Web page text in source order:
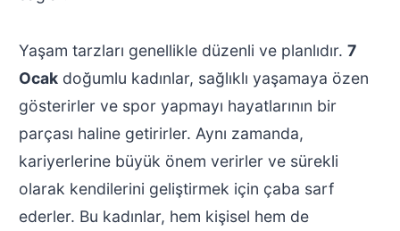
Yaşam tarzları genellikle düzenli ve planlıdır. 7
Ocakdoğumlu kadınlar, sağlıklı yaşamaya özen
gösterirler ve spor yapmayı hayatlarının bir
parçası haline getirirler. Aynı zamanda,
kariyerlerine büyük önem verirler ve sürekli
olarak kendilerini geliştirmek için çaba sarf
ederler. Bu kadınlar, hem kişisel hem de